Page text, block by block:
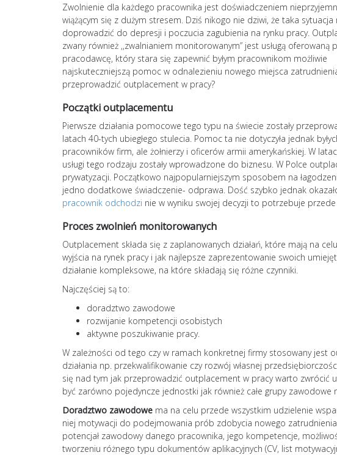
Zwolnienie dla każdego pracownika jest doświadczeniem
wiążącym się z dużym stresem. Dziś nikogo nie dziwi, że taka sytuacja
doprowadzić do depresji i poczucia zagubienia na rynku pracy.
zwany również ,,zwalnianiem monitorowanym” jest usługą oferowaną
pracodawcę, który stara się zapewnić byłym pracownikom możliwie
najskuteczniejszą pomoc w odnalezieniu nowego miejsca
przeprowadzić outplacement w pracy?
Początki outplacementu
Pierwsze działania pomocowe tego typu na świecie zostały
latach 40-tych ubiegłego stulecia. Pomoc ta nie dotyczyła jednak
pracowników firm, ale żołnierzy i oficerów armii amerykańskiej. W
usługi tego rodzaju zostały wprowadzone do biznesu. W Polce
prywatyzacji. Początkowo najpopularniejszym sposobem na
jedno dodatkowe świadczenie- odprawa. Dość szybko jednak
pracownik odchodzi nie w wyniku swojej decyzji to potrzebuje
Proces zwolnień monitorowanych
Outplacement składa się z zaplanowanych działań, które mają na
wyjścia na rynek pracy i jak najlepsze zaprezentowanie swoich
działanie kompleksowe, na które składają się różne czynniki.
Najczęściej są to:
doradztwo zawodowe
rozwijanie kompetencji osobistych
aktywne poszukiwanie pracy.
W zależności od tego czy w ramach konkretnej firmy stosowany jest
działania np. przekwalifikowanie czy rozwój własnej
się nad tym jak przeprowadzić outplacement w pracy warto zwrócić
być zarówno pojedyncze jednostki jak również całe grupy zawodowe
Doradztwo zawodowe ma na celu przede wszystkim udzielenie
niej motywacji do podejmowania prób zdobycia nowego
potencjał zawodowy danego pracownika, jego kompetencje,
tworzeniu różnego typu dokumentów aplikacyjnych (CV, list